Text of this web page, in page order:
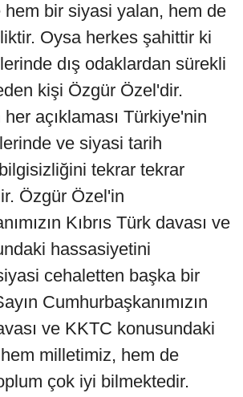
bir siyasi yalan, hem de
Oysa herkes şahittir ki
dış odaklardan sürekli
kişi Özgür Özel'dir.
açıklaması Türkiye'nin
ve siyasi tarih
tekrar tekrar
Özgür Özel'in
Kıbrıs Türk davası ve
hassasiyetini
cehaletten başka bir
Cumhurbaşkanımızın
ve KKTC konusundaki
milletimiz, hem de
çok iyi bilmektedir.